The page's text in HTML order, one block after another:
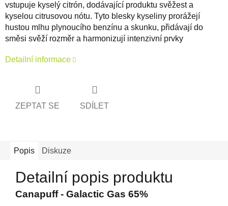
vstupuje kyselý citrón, dodávající produktu svěžest a
kyselou citrusovou nótu. Tyto blesky kyseliny prorážejí
hustou mlhu plynoucího benzínu a skunku, přidávají do
směsi svěží rozměr a harmonizují intenzivní prvky
Detailní informace
ZEPTAT SE SDÍLET
Popis Diskuze
Detailní popis produktu
Canapuff - Galactic Gas 65%